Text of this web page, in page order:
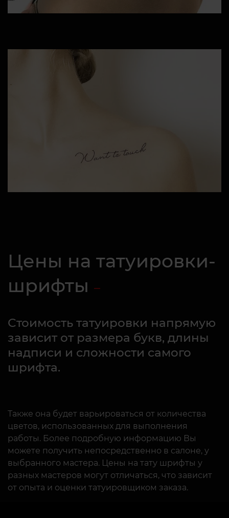
Цены на татуировки-
шрифты
Стоимость татуировки напрямую
зависит от размера букв, длины
надписи и сложности самого
шрифта.
Также она будет варьироваться от количества
цветов, использованных для выполнения
работы. Более подробную информацию Вы
можете получить непосредственно в салоне, у
выбранного мастера. Цены на тату шрифты у
разных мастеров могут отличаться, что зависит
от опыта и оценки татуировщиком заказа.